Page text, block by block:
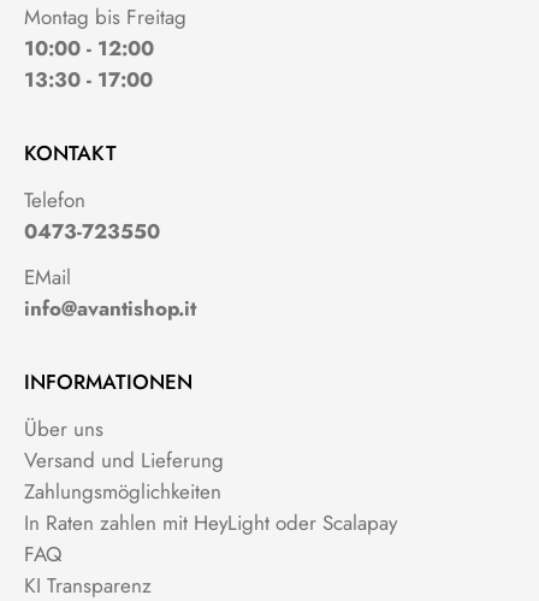
Montag bis Freitag
10:00 - 12:00
13:30 - 17:00
KONTAKT
Telefon
0473-723550
EMail
info@avantishop.it
INFORMATIONEN
Über uns
Versand und Lieferung
Zahlungsmöglichkeiten
In Raten zahlen mit HeyLight oder Scalapay
FAQ
KI Transparenz